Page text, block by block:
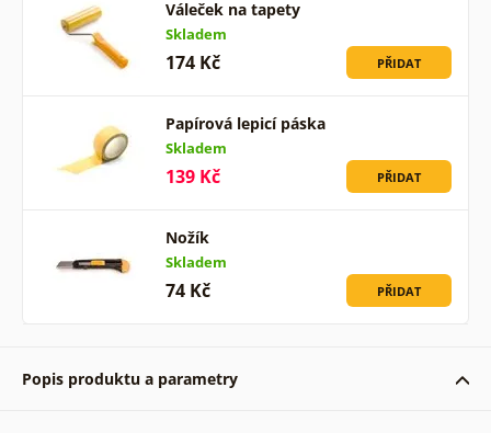
Váleček na tapety
Skladem
174 Kč PŘIDAT
Papírová lepicí páska
Skladem
139 Kč PŘIDAT
Nožík
Skladem
74 Kč PŘIDAT
Popis produktu a parametry